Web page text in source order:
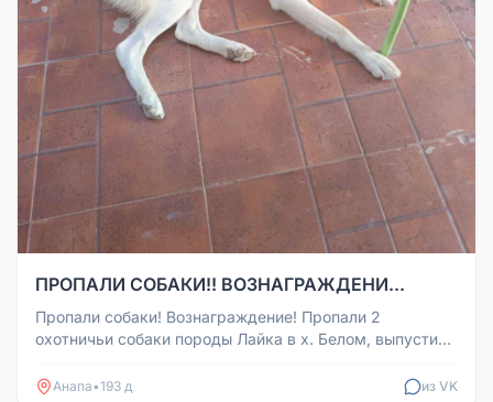
ПРОПАЛИ СОБАКИ!! ВОЗНАГРАЖДЕНИ...
Пропали собаки! Вознаграждение! Пропали 2
охотничьи собаки породы Лайка в х. Белом, выпустили
Анапа•193 д из VK